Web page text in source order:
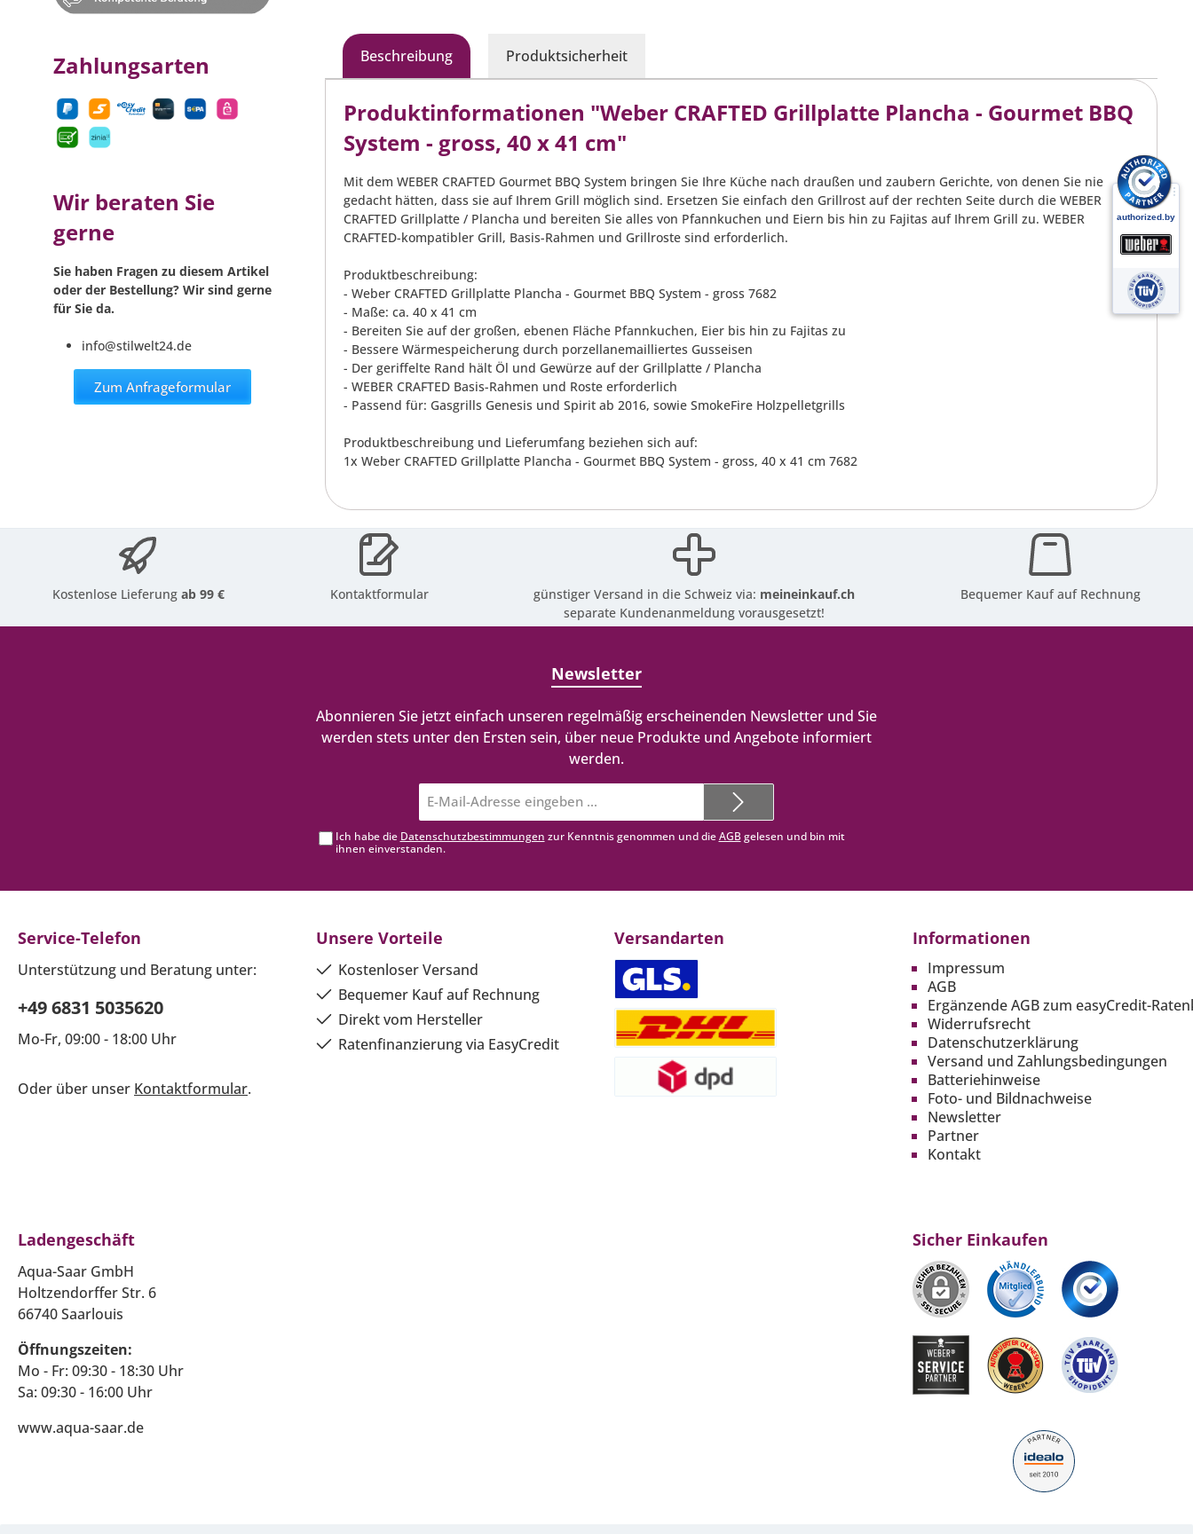
Zahlungsarten
Wir beraten Sie
gerne
Sie haben Fragen zu diesem Artikel
oder der Bestellung? Wir sind gerne
für Sie da.
info@stilwelt24.de
Zum Anfrageformular
Beschreibung Produktsicherheit
Produktinformationen "Weber CRAFTED Grillplatte Plancha - Gourmet BBQ
System - gross, 40 x 41 cm"
Mit dem WEBER CRAFTED Gourmet BBQ System bringen Sie Ihre Küche nach draußen und zaubern Gerichte, von denen Sie nie
gedacht hätten, dass sie auf Ihrem Grill möglich sind. Ersetzen Sie einfach den Grillrost auf der rechten Seite durch die WEBER
CRAFTED Grillplatte / Plancha und bereiten Sie alles von Pfannkuchen und Eiern bis hin zu Fajitas auf Ihrem Grill zu. WEBER
CRAFTED-kompatibler Grill, Basis-Rahmen und Grillroste sind erforderlich.
Produktbeschreibung:
- Weber CRAFTED Grillplatte Plancha - Gourmet BBQ System - gross 7682
- Maße: ca. 40 x 41 cm
- Bereiten Sie auf der großen, ebenen Fläche Pfannkuchen, Eier bis hin zu Fajitas zu
- Bessere Wärmespeicherung durch porzellanemailliertes Gusseisen
- Der geriffelte Rand hält Öl und Gewürze auf der Grillplatte / Plancha
- WEBER CRAFTED Basis-Rahmen und Roste erforderlich
- Passend für: Gasgrills Genesis und Spirit ab 2016, sowie SmokeFire Holzpelletgrills
Produktbeschreibung und Lieferumfang beziehen sich auf:
1x Weber CRAFTED Grillplatte Plancha - Gourmet BBQ System - gross, 40 x 41 cm 7682
Kostenlose Lieferungab 99 € Kontaktformular günstiger Versand in die Schweiz via: meineinkauf.ch
separate Kundenanmeldung vorausgesetzt!
Bequemer Kauf auf Rechnung
Newsletter
Abonnieren Sie jetzt einfach unseren regelmäßig erscheinenden Newsletter und Sie
werden stets unter den Ersten sein, über neue Produkte und Angebote informiert
werden.
Mail-
Adresse*
Ich habe die Datenschutzbestimmungen zur Kenntnis genommen und dieAGBgelesen und bin mit
ihnen einverstanden.
Service-Telefon
Unterstützung und Beratung unter:
+49 6831 5035620
Mo-Fr, 09:00 - 18:00 Uhr
Oder über unser Kontaktformular.
Unsere Vorteile
Kostenloser Versand
Bequemer Kauf auf Rechnung
Direkt vom Hersteller
Ratenfinanzierung via EasyCredit
Versandarten Informationen
Impressum
AGB
Ergänzende AGB zum easyCredit-
Widerrufsrecht
Datenschutzerklärung
Versand und Zahlungsbedingungen
Batteriehinweise
Foto- und Bildnachweise
Newsletter
Partner
Kontakt
Ladengeschäft
Aqua-Saar GmbH
Holtzendorffer Str. 6
66740 Saarlouis
Öffnungszeiten:
Mo - Fr: 09:30 - 18:30 Uhr
Sa: 09:30 - 16:00 Uhr
www.aqua-saar.de
Sicher Einkaufen